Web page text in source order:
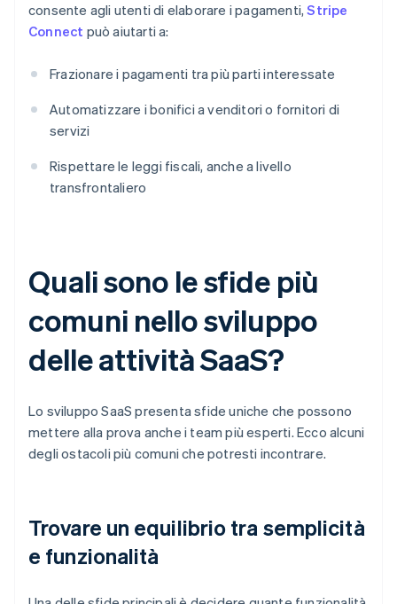
consente agli utenti di elaborare i pagamenti,Stripe
Connect può aiutarti a:
Frazionare i pagamenti tra più parti interessate
Automatizzare i bonifici a venditori o fornitori di
servizi
Rispettare le leggi fiscali, anche a livello
transfrontaliero
Quali sono le sfide più
comuni nello sviluppo
delle attività SaaS?
Lo sviluppo SaaS presenta sfide uniche che possono
mettere alla prova anche i team più esperti. Ecco alcuni
degli ostacoli più comuni che potresti incontrare.
Trovare un equilibrio tra semplicità
e funzionalità